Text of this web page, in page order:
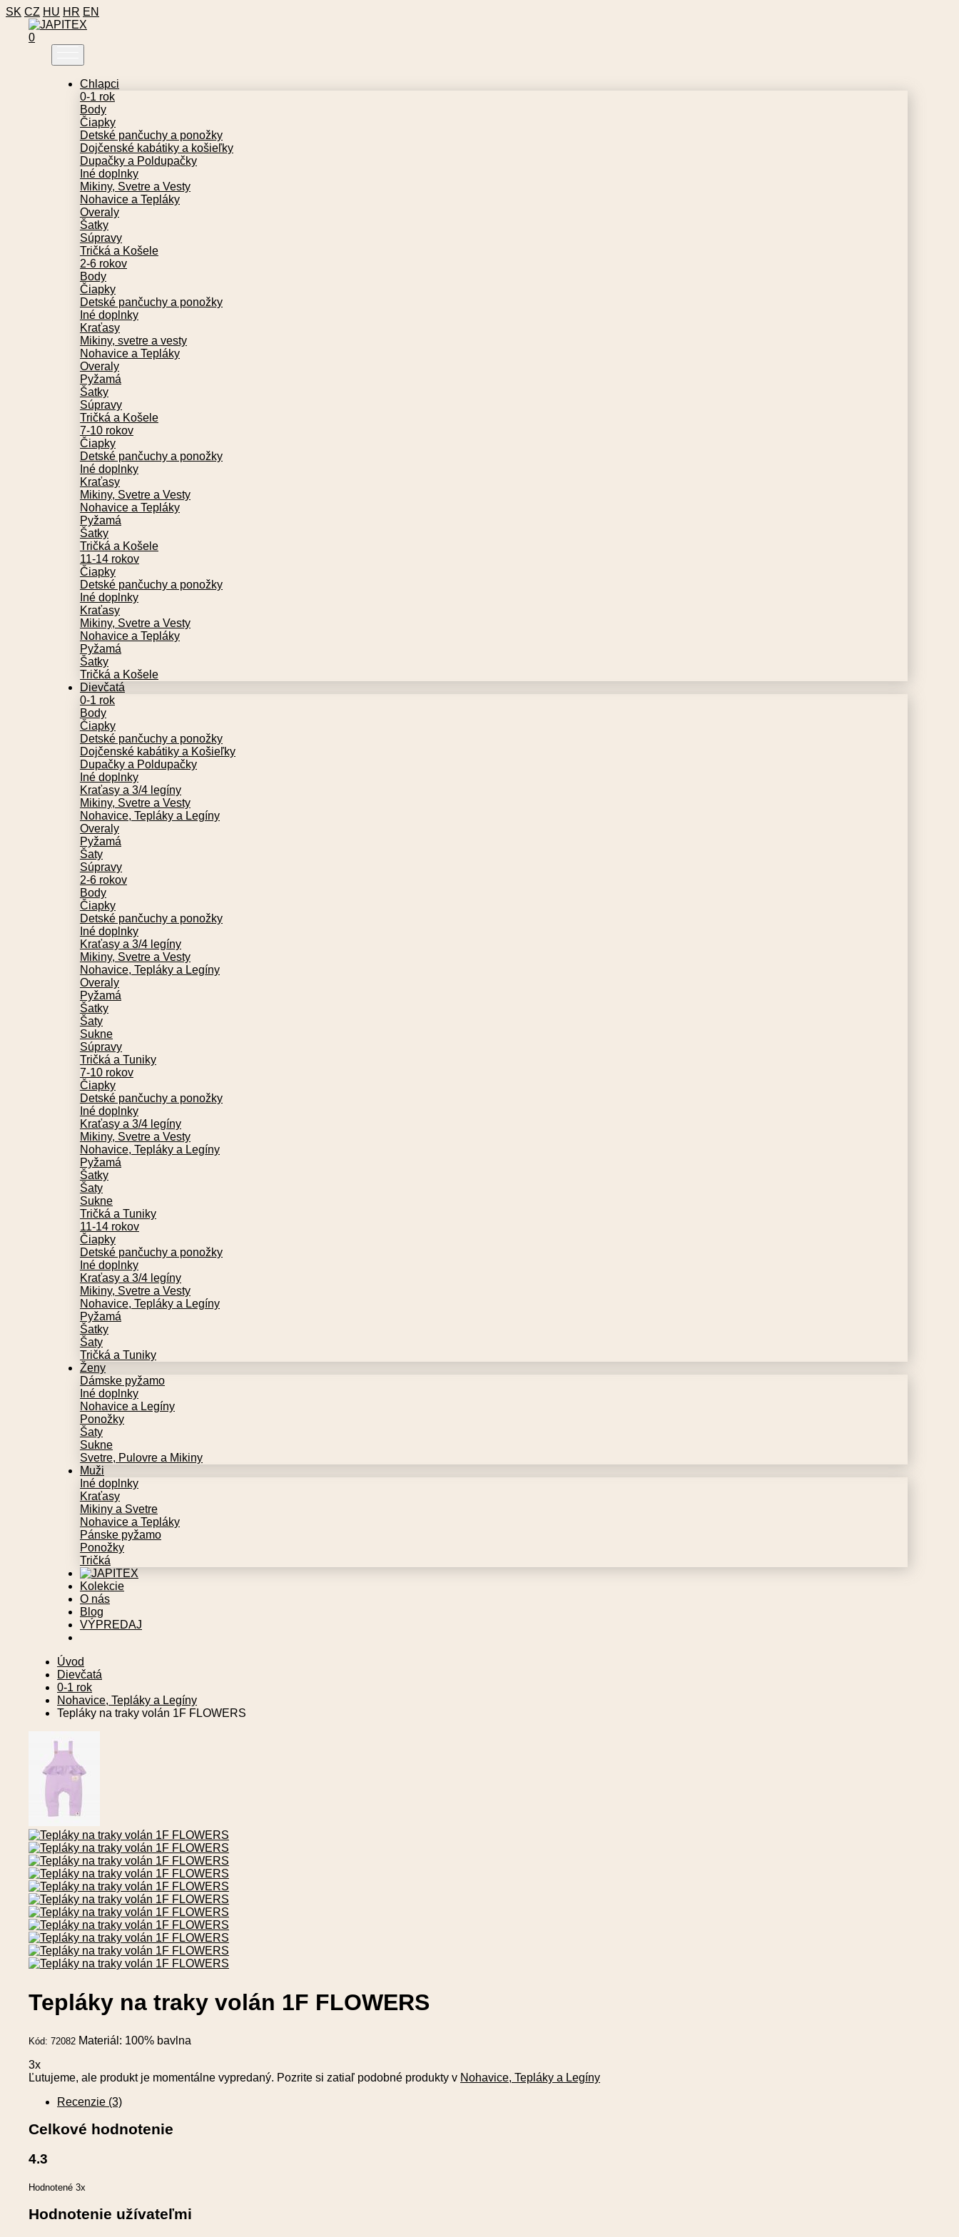
SK CZ HU HR EN
0
Chlapci
0-1 rok
Body
Čiapky
Detské pančuchy a ponožky
Dojčenské kabátiky a košieľky
Dupačky a Poldupačky
Iné doplnky
Mikiny, Svetre a Vesty
Nohavice a Tepláky
Overaly
Šatky
Súpravy
Tričká a Košele
2-6 rokov
Body
Čiapky
Detské pančuchy a ponožky
Iné doplnky
Kraťasy
Mikiny, svetre a vesty
Nohavice a Tepláky
Overaly
Pyžamá
Šatky
Súpravy
Tričká a Košele
7-10 rokov
Čiapky
Detské pančuchy a ponožky
Iné doplnky
Kraťasy
Mikiny, Svetre a Vesty
Nohavice a Tepláky
Pyžamá
Šatky
Tričká a Košele
11-14 rokov
Čiapky
Detské pančuchy a ponožky
Iné doplnky
Kraťasy
Mikiny, Svetre a Vesty
Nohavice a Tepláky
Pyžamá
Šatky
Tričká a Košele
Dievčatá
0-1 rok
Body
Čiapky
Detské pančuchy a ponožky
Dojčenské kabátiky a Košieľky
Dupačky a Poldupačky
Iné doplnky
Kraťasy a 3/4 legíny
Mikiny, Svetre a Vesty
Nohavice, Tepláky a Legíny
Overaly
Pyžamá
Šaty
Súpravy
2-6 rokov
Body
Čiapky
Detské pančuchy a ponožky
Iné doplnky
Kraťasy a 3/4 legíny
Mikiny, Svetre a Vesty
Nohavice, Tepláky a Legíny
Overaly
Pyžamá
Šatky
Šaty
Sukne
Súpravy
Tričká a Tuniky
7-10 rokov
Čiapky
Detské pančuchy a ponožky
Iné doplnky
Kraťasy a 3/4 legíny
Mikiny, Svetre a Vesty
Nohavice, Tepláky a Legíny
Pyžamá
Šatky
Šaty
Sukne
Tričká a Tuniky
11-14 rokov
Čiapky
Detské pančuchy a ponožky
Iné doplnky
Kraťasy a 3/4 legíny
Mikiny, Svetre a Vesty
Nohavice, Tepláky a Legíny
Pyžamá
Šatky
Šaty
Tričká a Tuniky
Ženy
Dámske pyžamo
Iné doplnky
Nohavice a Legíny
Ponožky
Šaty
Sukne
Svetre, Pulovre a Mikiny
Muži
Iné doplnky
Kraťasy
Mikiny a Svetre
Nohavice a Tepláky
Pánske pyžamo
Ponožky
Tričká
Kolekcie
O nás
Blog
VÝPREDAJ
Úvod
Dievčatá
0-1 rok
Nohavice, Tepláky a Legíny
Tepláky na traky volán 1F FLOWERS
Tepláky na traky volán 1F FLOWERS
Kód: 72082 Materiál: 100% bavlna
3x
Ľutujeme, ale produkt je momentálne vypredaný. Pozrite si zatiaľ podobné produkty v Nohavice, Tepláky a Legíny
Recenzie (3)
Celkové hodnotenie
4.3
Hodnotené 3x
Hodnotenie užívateľmi